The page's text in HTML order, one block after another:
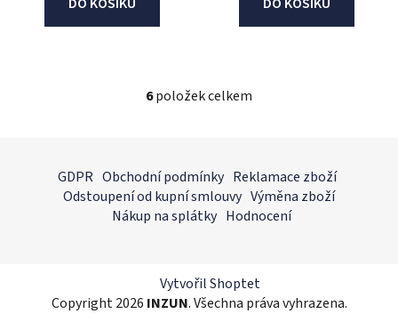
O
d
a
c
r
v
6položek celkem
GDPR Obchodní podmínky Reklamace zboží
Odstoupení od kupní smlouvy Výměna zboží
Nákup na splátky Hodnocení
Vytvořil Shoptet
Copyright 2026 INZUN. Všechna práva vyhrazena.